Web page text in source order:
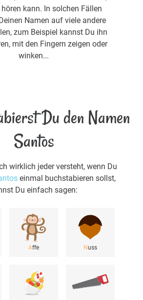
kann. In solchen Fällen
Namen auf viele andere
zum Beispiel kannst Du ihn
mit den Fingern zeigen oder
winken...
Du den Namen
Santos
wirklich jeder versteht, wenn Du
einmal buchstabieren sollst,
Du einfach sagen:
Affe Nuss